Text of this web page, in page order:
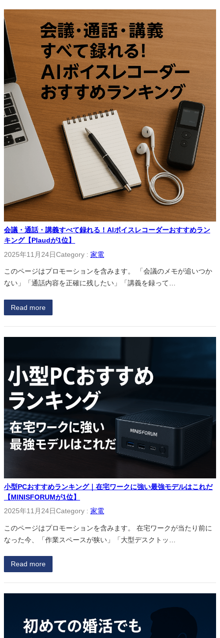
会議・通話・講義すべて録れる！AIボイスレコーダーおすすめラン
キング【Plaudが1位】
2025年11月24日Category : 家電
このページはプロモーションを含みます。 「会議のメモが追いつか
ない」「通話内容を正確に残したい」「講義を録って…
Read more
小型PCおすすめランキング｜在宅ワークに強い最強モデルはこれだ
【MINISFORUMが1位】
2025年11月24日Category : 家電
このページはプロモーションを含みます。 在宅ワークが当たり前に
なった今、「作業スペースが狭い」「大型デスクトッ…
Read more